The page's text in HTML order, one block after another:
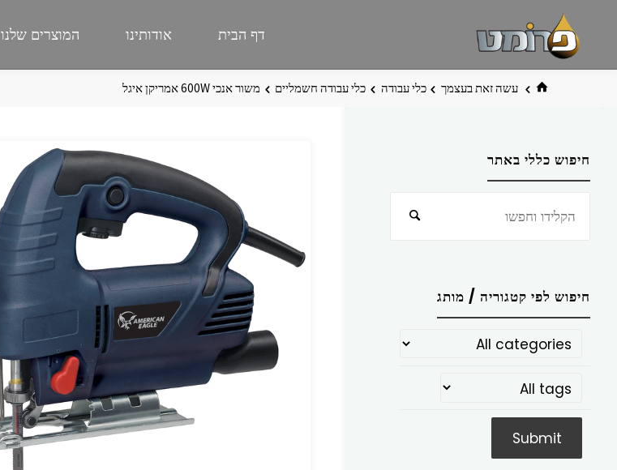
דף הבית אודותינו המוצרים שלנו
בית עשה זאת בעצמך כלי עבודה כלי עבודה חשמליים משור אנכי 600W אמריקן איגל
חיפוש כללי באתר
חיפוש
חיפוש לפי קטגוריה / מותג